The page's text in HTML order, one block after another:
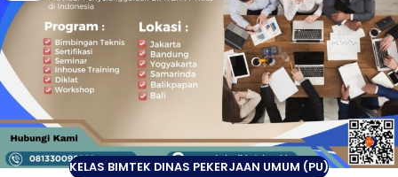
KELAS BIMTEK DINAS PEKERJAAN UMUM (PU)